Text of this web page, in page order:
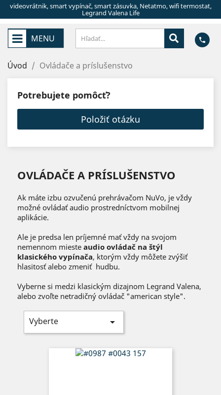
videovrátnik, smart vypínač, smart zásuvka, Netatmo, wifi termostat,
Legrand Valena Life
MENU phone
Úvod Ovládače a príslušenstvo
Potrebujete pomôcť?
Položiť otázku
OVLÁDAČE A PRÍSLUŠENSTVO
Ak máte izbu ozvučenú prehrávačom NuVo, je vždy
možné ovládať audio prostredníctvom mobilnej
aplikácie.
Ale je predsa len príjemné mať vždy na svojom
nemennom mieste audio ovládač na štýl
klasického vypínača, ktorým vždy môžete zvýšiť
hlasitosť alebo zmeniť hudbu.
Vyberne si medzi klasickým dizajnom Legrand Valena,
alebo zvoľte netradičný ovládač "american style".
Vyberte 